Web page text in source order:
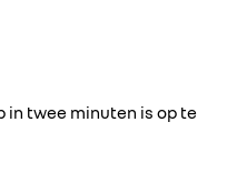
in twee minuten is op te